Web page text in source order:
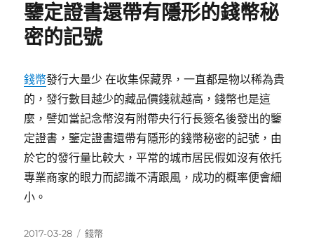
鑒定證書還帶有隱形的錢幣秘
密的記號
錢幣發行大量少 在收集保藏界，一直都是物以稀為貴
的，發行數目越少的藏品價錢就越高，錢幣也是這
麼，譬如當記念幣沒有附帶央行行長簽名後發出的鑒
定證書，鑒定證書還帶有隱形的錢幣秘密的記號，由
於它的發行量比較大，平常的城市居民假如沒有依托
專業商家的眼力而認識不清跟風，成功的概率便會細
小。
發
2017-03-28
分
錢幣